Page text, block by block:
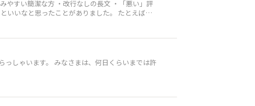
「発送方法」（〇〇は扱っていません） 「その
しゃいます。 みなさまは、何日くらいまでは許